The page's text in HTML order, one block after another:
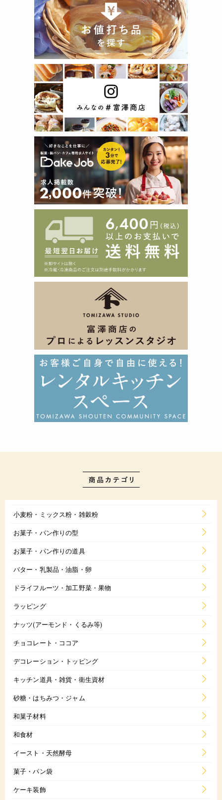
小麦粉・ミックス粉・雑穀粉
お菓子・パン作りの型
お菓子・パン作りの道具
バター・乳製品・油脂・卵
ドライフルーツ・加工野菜・果物
ラッピング
ナッツ(アーモンド・くるみ等)
チョコレート・ココア
デコレーション・トッピング
キッチン道具・雑貨・衛生資材
砂糖・はちみつ・ジャム
和菓子材料
和食材
イースト・天然酵母
菓子・パン袋
ケーキ装飾